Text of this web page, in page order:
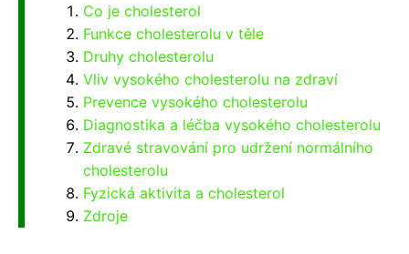
Co je cholesterol
Funkce cholesterolu v těle
Druhy cholesterolu
Vliv vysokého cholesterolu na zdraví
Prevence vysokého cholesterolu
Diagnostika a léčba vysokého cholesterolu
Zdravé stravování pro udržení normálního
cholesterolu
Fyzická aktivita a cholesterol
Zdroje